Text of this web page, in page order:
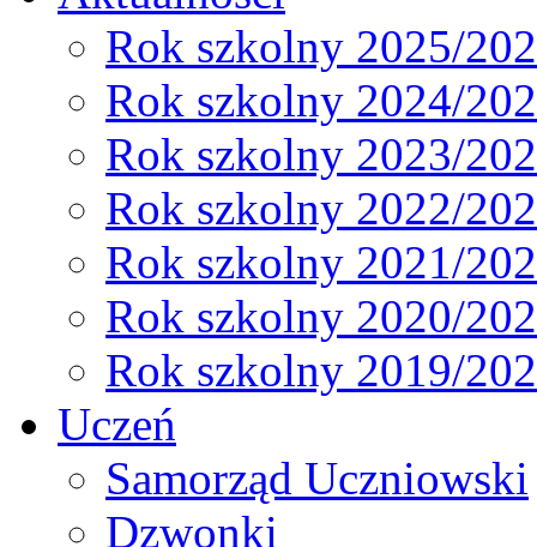
Rok szkolny 2025/
Rok szkolny 2024/
Rok szkolny 2023/
Rok szkolny 2022/
Rok szkolny 2021/
Rok szkolny 2020/
Rok szkolny 2019/
Uczeń
Samorząd Uczniowski
Dzwonki